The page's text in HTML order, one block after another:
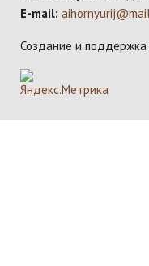
E-mail:
Создание и